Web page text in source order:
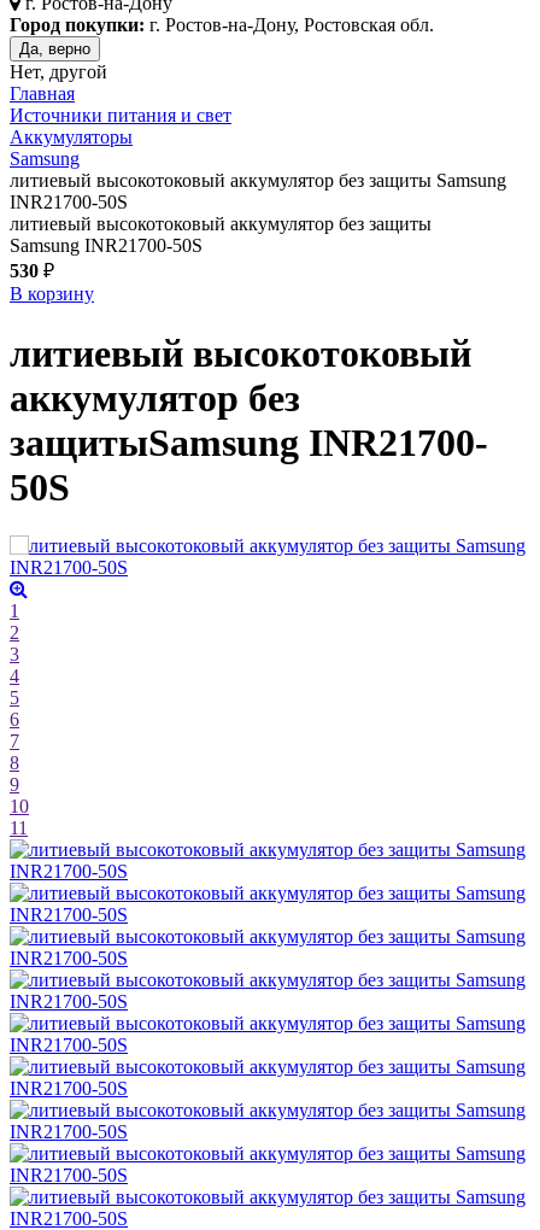
Город покупки: г. Ростов-на-Дону, Ростовская обл.
Да, верно
Нет, другой
Главная
Источники питания и свет
Аккумуляторы
Samsung
литиевый высокотоковый аккумулятор без защиты Samsung
INR21700-50S
литиевый высокотоковый аккумулятор без защиты
Samsung INR21700-50S
530 ₽
В корзину
литиевый высокотоковый
аккумулятор без
защитыSamsung INR21700-
50S
1
2
3
4
5
6
7
8
9
10
11